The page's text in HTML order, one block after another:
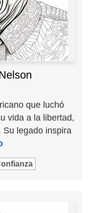
que luchó
vida a la libertad,
legado inspira